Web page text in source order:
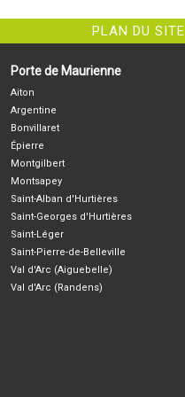
PLAN DU SITE
Porte de Maurienne
Aiton
Argentine
Bonvillaret
Épierre
Montgilbert
Montsapey
Saint-Alban d'Hurtières
Saint-Georges d'Hurtières
Saint-Léger
Saint-Pierre-de-Belleville
Val d'Arc (Aiguebelle)
Val d'Arc (Randens)